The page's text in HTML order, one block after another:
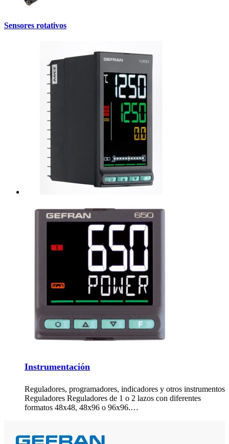
Sensores rotativos
Instrumentación
Reguladores, programadores, indicadores y otros instrumentos
Reguladores Reguladores de 1 o 2 lazos con diferentes
formatos 48x48, 48x96 o 96x96.…